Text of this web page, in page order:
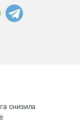
снизила